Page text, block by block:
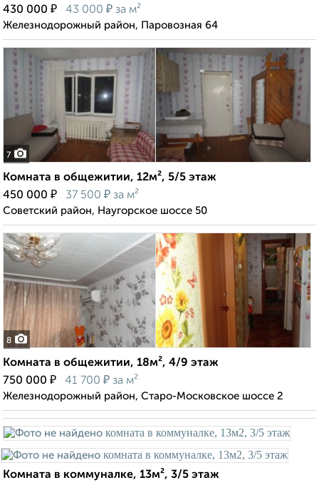
430 000 ₽ 43 000 ₽ за м²
Железнодорожный район, Паровозная 64
7
Комната в общежитии, 12м², 5/5 этаж
450 000 ₽ 37 500 ₽ за м²
Советский район, Наугорское шоссе 50
8
Комната в общежитии, 18м², 4/9 этаж
750 000 ₽ 41 700 ₽ за м²
Железнодорожный район, Старо-Московское шоссе 2
Комната в коммуналке, 13м², 3/5 этаж